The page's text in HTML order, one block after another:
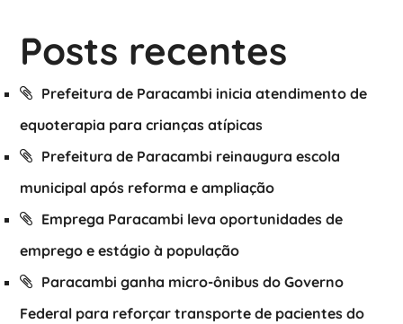
Posts recentes
Prefeitura de Paracambi inicia atendimento de
equoterapia para crianças atípicas
Prefeitura de Paracambi reinaugura escola
municipal após reforma e ampliação
Emprega Paracambi leva oportunidades de
emprego e estágio à população
Paracambi ganha micro-ônibus do Governo
Federal para reforçar transporte de pacientes do